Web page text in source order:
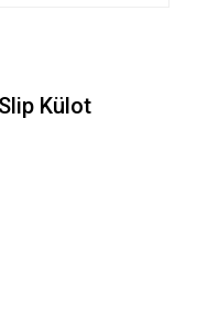
Külot